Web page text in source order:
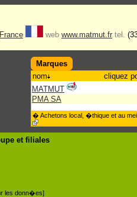
France web www.matmut.fr tel.
Marques
nom
cliquez
MATMUT
PMA SA
� Achetons local, �thique et au
et filiales
les donn�es]